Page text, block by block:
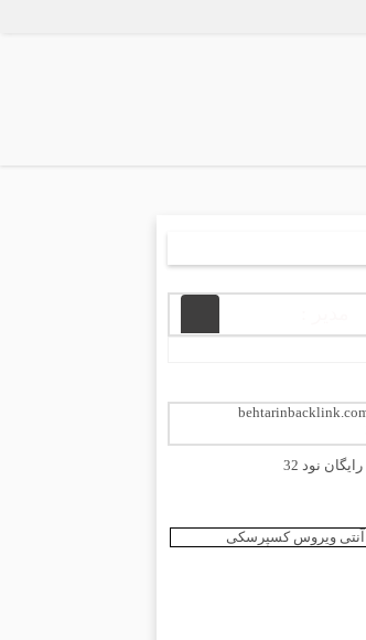
نود 32
آنتی ویروس کسپرسکی